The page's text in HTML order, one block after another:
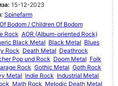
15-12-2023
Spinefarm
Bodom / Children Of Bodom
Rock AOR (Album-oriented Rock)
Black Metal Black Metal Blues
Rock Death Metal Deathrock
Pop und Rock Doom Metal Folk
Rock Gothic Metal Goth Rock
Metal Indie Rock Industrial Metal
Math Rock Melodic Death Metal